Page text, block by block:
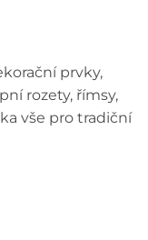
prvky,
rozety, římsy,
vše pro tradiční